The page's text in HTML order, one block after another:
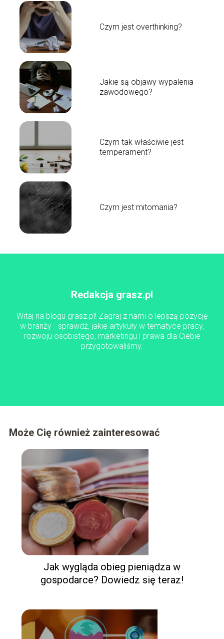
Czym jest overthinking?
Jakie są objawy wypalenia
zawodowego?
Czym tak właściwie jest
temperament?
Czym jest mitomania?
Redakcja grasz.pl
Witaj na blogu grasz.pl! Zagraj z nami o lepszą pozycję
w branży - sprawdź, jakie artykuły w tematyce pracy,
rozwoju osobistego, marketingu i prawa dla Ciebie
przygotowaliśmy.
Może Cię również zainteresować
Jak wygląda obieg pieniądza w
gospodarce? Dowiedz się teraz!